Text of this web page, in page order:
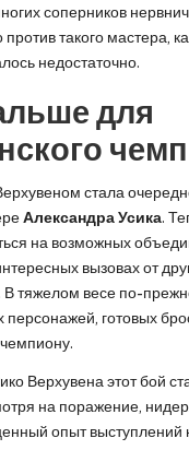
соперников
такого мастера,
недостаточно.
для
стала
Александра Усика.
на возможных
вызовах от
В тяжелом весе по-
персонажей, готовых
Верхувена этот бой
на поражение,
опыт